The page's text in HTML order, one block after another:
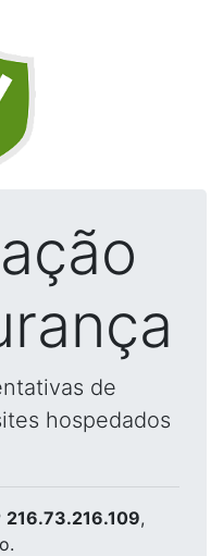
de
hospedados
216.73.216.109,